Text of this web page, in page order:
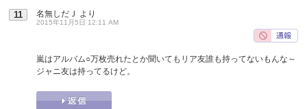
11 名無しだＪ より
2015年11月5日 12:11 AM
嵐はアルバム○万枚売れたとか聞いてもリア友誰も持ってないもんな～
ジャニ友は持ってるけど。